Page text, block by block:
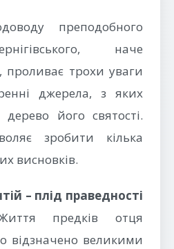
преподобного
наче
проливає трохи уваги
джерела, з яких
його святості.
зробити кілька
висновків.
– плід праведності
предків отця
відзначено великими